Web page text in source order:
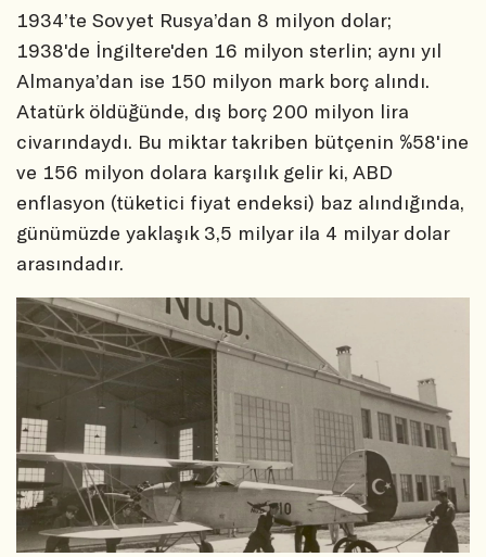
1934’te Sovyet Rusya’dan 8 milyon dolar;
1938'de İngiltere'den 16 milyon sterlin; aynı yıl
Almanya’dan ise 150 milyon mark borç alındı.
Atatürk öldüğünde, dış borç 200 milyon lira
civarındaydı. Bu miktar takriben bütçenin %58'ine
ve 156 milyon dolara karşılık gelir ki, ABD
enflasyon (tüketici fiyat endeksi) baz alındığında,
günümüzde yaklaşık 3,5 milyar ila 4 milyar dolar
arasındadır.